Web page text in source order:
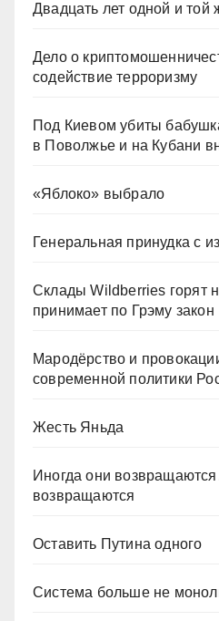
Двадцать лет одной и той
Дело о
содействие терроризму
Под Киевом убиты
в Поволжье и на Кубани
«Яблоко» выбрало
Генеральная принудка с
Склады Wildberries горят
принимает по Грэму закон
Мародёрство и
современной политики
Жесть Яньда
Иногда они
возвращаются
Оставить Путина одного
Система больше не